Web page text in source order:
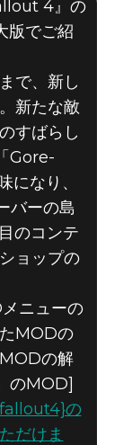
10
4』の
版でご紹
で、新し
新たな敵
すばらし
Gore-
なり、
バーの島
のコンテ
ョップの
ニューの
MODの
の解
のMOD]
の
だけま